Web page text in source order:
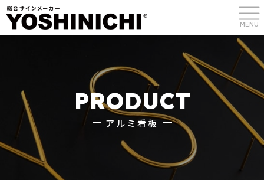
MENU
PRODUCT
アルミ看板